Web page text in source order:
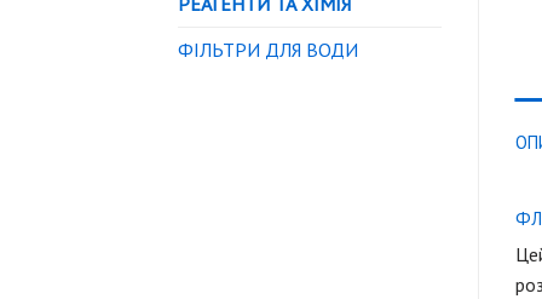
ФІЛЬТРИ ДЛЯ ВОДИ